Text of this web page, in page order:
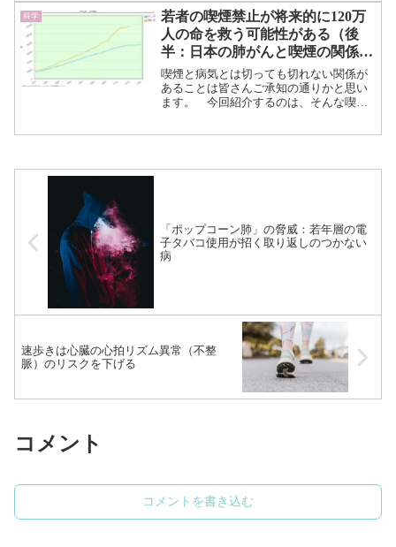
か……。 今回はそんな温度と人体に関
する研究についてのお話。 これ...（続
きを読む）
科学
若者の喫煙禁止が将来的に120万
人の命を救う可能性がある（後
半：日本の肺がんと喫煙の関係）
【追記；2024/10/11】
喫煙と病気とは切っても切れない関係が
あることは皆さんご承知の通りかと思い
ます。 今回紹介するのは、そんな喫煙
む）
「ポップコーン肺」の脅威：若年層の電
子タバコ使用が招く取り返しのつかない
病
速歩きは心臓の心拍リズム異常（不整
脈）のリスクを下げる
コメント
コメントを書き込む